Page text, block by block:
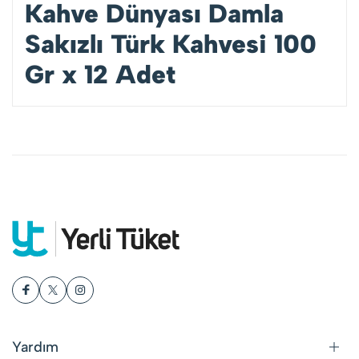
Kahve Dünyası Damla
Sakızlı Türk Kahvesi 100
Gr x 12 Adet
Yardım